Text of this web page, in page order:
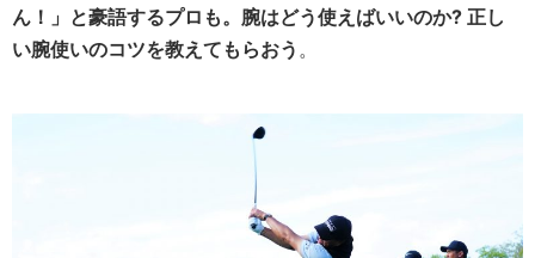
ん！」と豪語するプロも。腕はどう使えばいいのか? 正し
い腕使いのコツを教えてもらおう 。